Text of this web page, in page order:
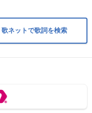
歌ネットで歌詞を検索